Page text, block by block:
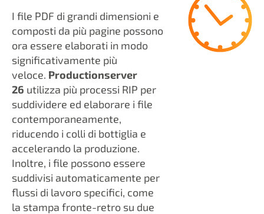
I file PDF di grandi dimensioni e
composti da più pagine possono
ora essere elaborati in modo
significativamente più
veloce. Productionserver
26 utilizza più processi RIP per
suddividere ed elaborare i file
contemporaneamente,
riducendo i colli di bottiglia e
accelerando la produzione.
Inoltre, i file possono essere
suddivisi automaticamente per
flussi di lavoro specifici, come
la stampa fronte-retro su due